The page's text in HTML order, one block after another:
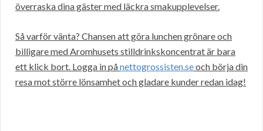
överraska dina gäster med läckra smakupplevelser.
Så varför vänta? Chansen att göra lunchen grönare och
billigare med Aromhusets stilldrinkskoncentrat är bara
ett klick bort. Logga in pånettogrossisten.seoch börja din
resa mot större lönsamhet och gladare kunder redan idag!